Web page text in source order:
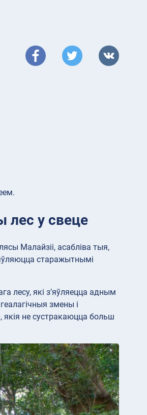
лес у свеце
Малайзіі, асабліва тыя,
старажытнымі
лесу, які з’яўляецца адным
змены і
якія не сустракаюцца больш